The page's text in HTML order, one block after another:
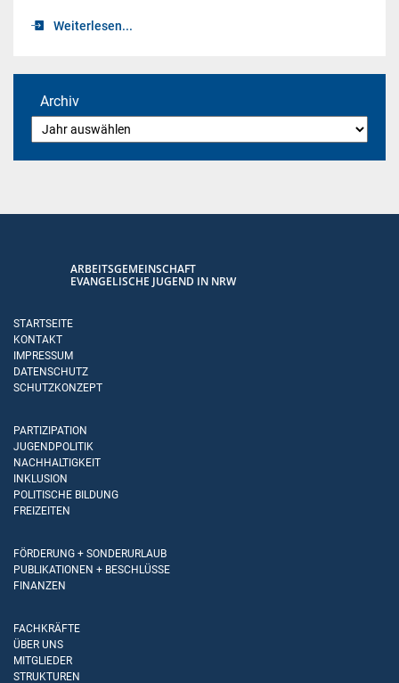
Weiterlesen...
Archiv
ARBEITSGEMEINSCHAFT
EVANGELISCHE JUGEND IN NRW
STARTSEITE
KONTAKT
IMPRESSUM
DATENSCHUTZ
SCHUTZKONZEPT
PARTIZIPATION
JUGENDPOLITIK
NACHHALTIGKEIT
INKLUSION
POLITISCHE BILDUNG
FREIZEITEN
FÖRDERUNG + SONDERURLAUB
PUBLIKATIONEN + BESCHLÜSSE
FINANZEN
FACHKRÄFTE
ÜBER UNS
MITGLIEDER
STRUKTUREN